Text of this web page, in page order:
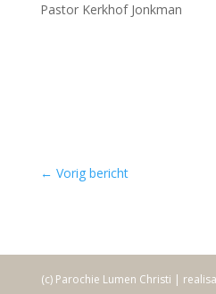
Pastor Kerkhof Jonkman
← Vorig bericht
(c) Parochie Lumen Christi |